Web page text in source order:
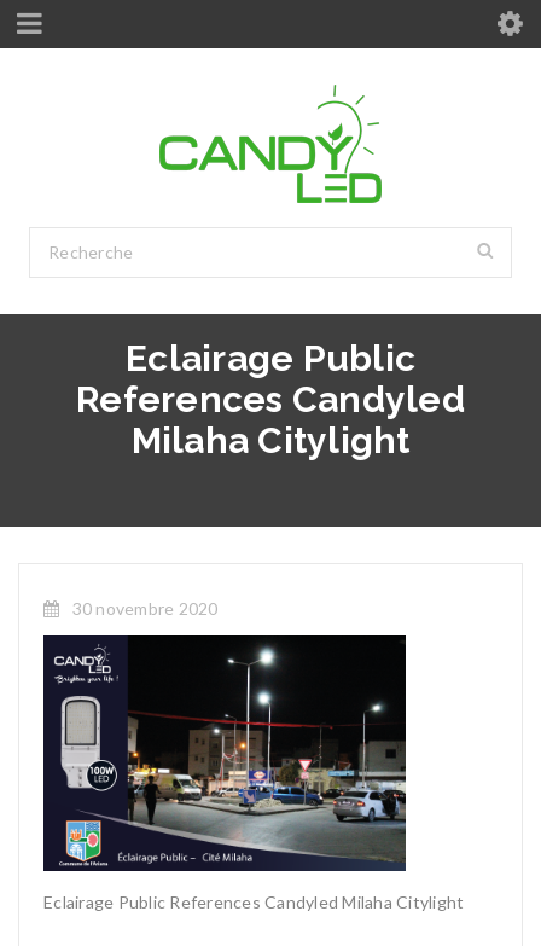
Eclairage Public
References Candyled
Milaha Citylight
30 novembre 2020
Eclairage Public References Candyled Milaha Citylight